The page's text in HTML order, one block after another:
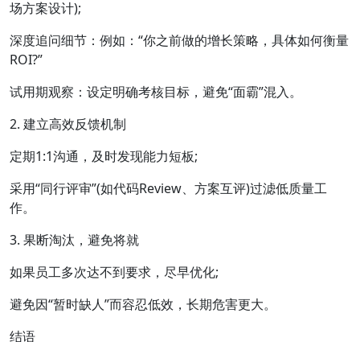
场方案设计);
深度追问细节：例如：“你之前做的增长策略，具体如何衡量
ROI?”
试用期观察：设定明确考核目标，避免“面霸”混入。
2. 建立高效反馈机制
定期1:1沟通，及时发现能力短板;
采用“同行评审”(如代码Review、方案互评)过滤低质量工
作。
3. 果断淘汰，避免将就
如果员工多次达不到要求，尽早优化;
避免因“暂时缺人”而容忍低效，长期危害更大。
结语